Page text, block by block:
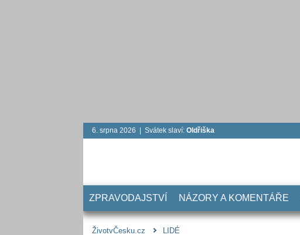
6. srpna 2026 | Svátek slaví: Oldřiška
ZPRAVODAJSTVÍ NÁZORY A KOMENTÁŘE
ŽivotvČesku.cz LIDÉ